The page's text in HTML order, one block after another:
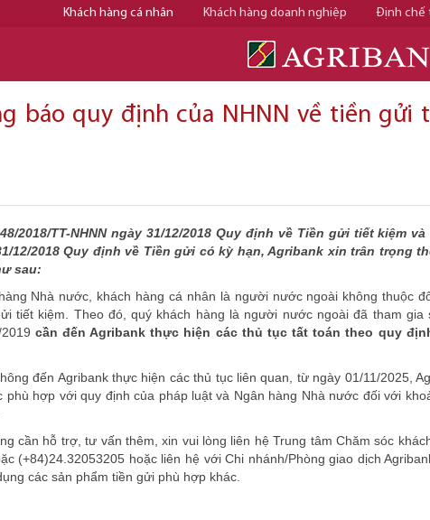
Khách hàng cá nhân Khách hàng doanh nghiệp Định chế
báo quy định của NHNN về tiền gửi
2018/TT-NHNN ngày 31/12/2018 Quy định về Tiền gửi tiết kiệm
12/2018 Quy định về Tiền gửi có kỳ hạn, Agribank xin trân trọng
sau:
Nhà nước, khách hàng cá nhân là người nước ngoài không thuộc
tiết kiệm. Theo đó, quý khách hàng là người nước ngoài đã tham gia
cần đến Agribank thực hiện các thủ tục tất toán theo quy
đến Agribank thực hiện các thủ tục liên quan, từ ngày 01/11/2025,
phù hợp với quy định của pháp luật và Ngân hàng Nhà nước đối với
cần hỗ trợ, tư vấn thêm, xin vui lòng liên hệ Trung tâm Chăm sóc
(+84)24.32053205 hoặc liên hệ với Chi nhánh/Phòng giao dịch
các sản phẩm tiền gửi phù hợp khác.